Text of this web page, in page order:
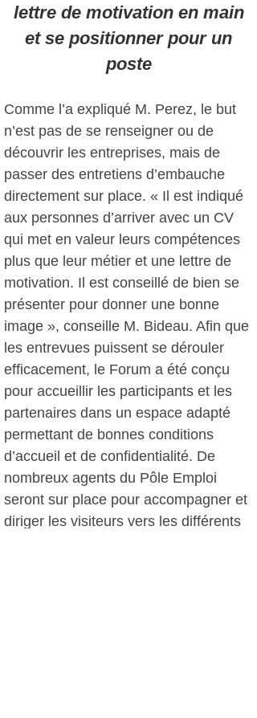
lettre de motivation en main
et se positionner pour un
poste
Comme l’a expliqué M. Perez, le but
n’est pas de se renseigner ou de
découvrir les entreprises, mais de
passer des entretiens d’embauche
directement sur place. « Il est indiqué
aux personnes d’arriver avec un CV
qui met en valeur leurs compétences
plus que leur métier et une lettre de
motivation. Il est conseillé de bien se
présenter pour donner une bonne
image », conseille M. Bideau. Afin que
les entrevues puissent se dérouler
efficacement, le Forum a été conçu
pour accueillir les participants et les
partenaires dans un espace adapté
permettant de bonnes conditions
d’accueil et de confidentialité. De
nombreux agents du Pôle Emploi
seront sur place pour accompagner et
diriger les visiteurs vers les différents